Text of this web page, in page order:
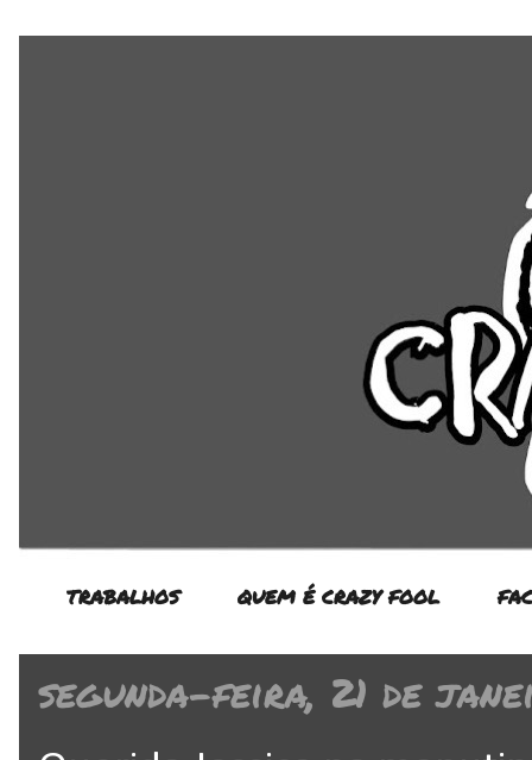
TRABALHOS QUEM É CRAZY FOOL
segunda-feira, 21 de